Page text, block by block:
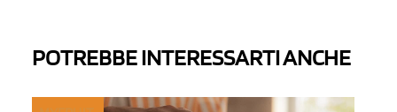
POTREBBE INTERESSARTI ANCHE